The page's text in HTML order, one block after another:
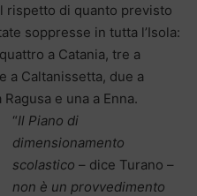
rispetto di quanto previsto
soppresse in tutta l’Isola:
a Catania, tre a
a Caltanissetta, due a
e una a Enna.
“Il Piano di
dimensionamento
scolastico – dice Turano –
non è un provvedimento